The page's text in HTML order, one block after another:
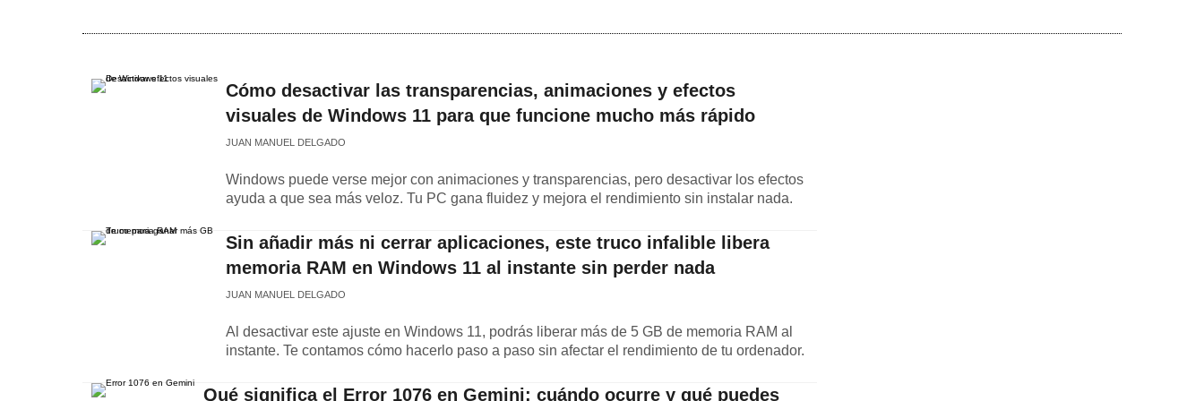
Cómo desactivar las transparencias, animaciones y efectos
visuales de Windows 11 para que funcione mucho más rápido
JUAN MANUEL DELGADO
Windows puede verse mejor con animaciones y transparencias, pero desactivar los efectos
ayuda a que sea más veloz. Tu PC gana fluidez y mejora el rendimiento sin instalar nada.
Sin añadir más ni cerrar aplicaciones, este truco infalible libera
memoria RAM en Windows 11 al instante sin perder nada
JUAN MANUEL DELGADO
Al desactivar este ajuste en Windows 11, podrás liberar más de 5 GB de memoria RAM al
instante. Te contamos cómo hacerlo paso a paso sin afectar el rendimiento de tu ordenador.
Qué significa el Error 1076 en Gemini: cuándo ocurre y qué puedes